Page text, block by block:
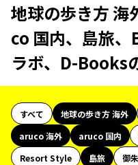
地球の歩き方
co 国内、島旅、
ラボ、D-Books
すべて 地球の歩き方 海外
aruco 海外
aruco 国内
Resort Style
島旅 御